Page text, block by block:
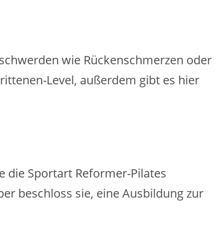
wie Rückenschmerzen oder
Level, außerdem gibt es hier
die Sportart Reformer-Pilates
beschloss sie, eine Ausbildung zur